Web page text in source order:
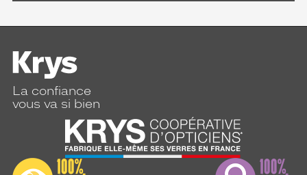
La confiance
vous va si bien